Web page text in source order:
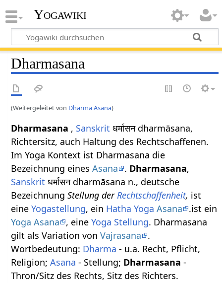
Yogawiki
Dharmasana
(Weitergeleitet von Dharma Asana)
Dharmasana , Sanskrit धर्मासन dharmāsana,
Richtersitz, auch Haltung des Rechtschaffenen.
Im Yoga Kontext ist Dharmasana die
Bezeichnung einesAsana . Dharmasana,
Sanskrit धर्मासन dharmāsana n., deutsche
BezeichnungStellung derRechtschaffenheit, ist
eineYogastellung, ein Hatha Yoga Asana
.ist ein
Yoga Asana
, eineYoga Stellung. Dharmasana
gilt als Variation vonVajrasana
.
Wortbedeutung: Dharma - u.a. Recht, Pflicht,
Religion;Asana - Stellung; Dharmasana -
Thron/Sitz des Rechts, Sitz des Richters.